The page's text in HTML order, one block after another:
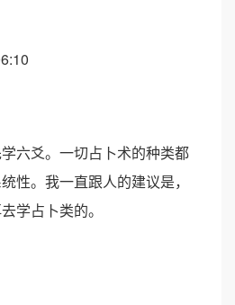
爻。一切占卜术的种类都
性。我一直跟人的建议是，
学占卜类的。